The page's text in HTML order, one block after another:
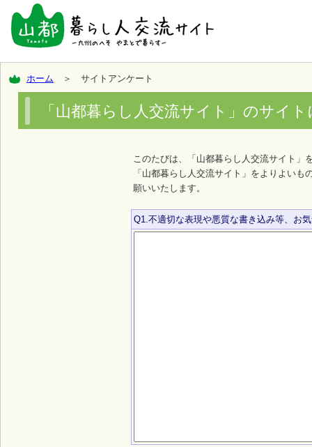
ホーム ＞ サイトアンケート
「山都暮らし人交流サイト」のサイ
このたびは、「山都暮らし人交流サイト」
「山都暮らし人交流サイト」をよりよい
願いいたします。
Q1.不適切な表現や悪質な書き込み等、お